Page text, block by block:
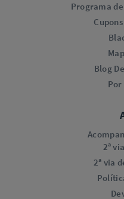
Programa
Blog
2ª
2ª via